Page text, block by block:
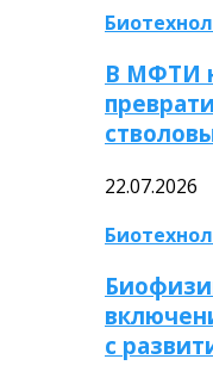
В МФТИ
22.07.2026
с